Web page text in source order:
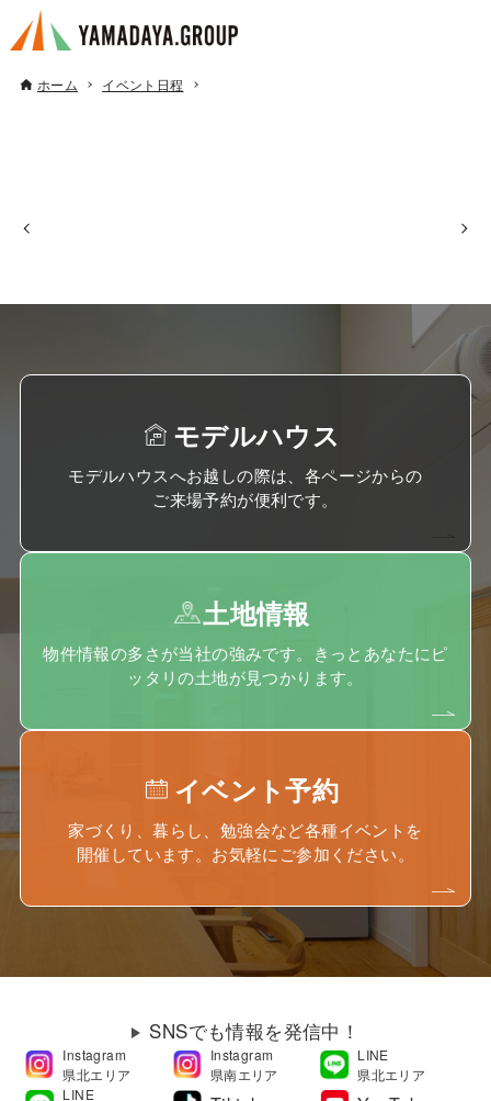
ホーム イベント日程
モデルハウス
モデルハウスへお越しの際は、各ページからの
ご来場予約が便利です。
土地情報
物件情報の多さが当社の強みです。きっとあなたにピ
ッタリの土地が見つかります。
イベント予約
家づくり、暮らし、勉強会など各種イベントを
開催しています。お気軽にご参加ください。
SNSでも情報を発信中！
Instagram
県北エリア
Instagram
県南エリア
LINE
県北エリア
LINE